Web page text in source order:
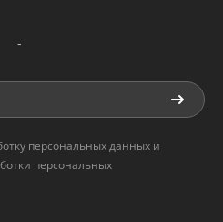
-
персональных данных и
персональных